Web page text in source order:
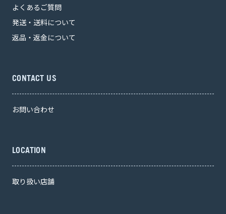
よくあるご質問
発送・送料について
返品・返金について
CONTACT US
お問い合わせ
LOCATION
取り扱い店舗